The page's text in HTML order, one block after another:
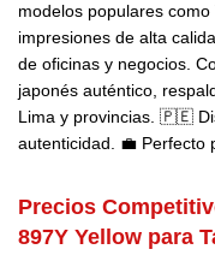
modelos populares
impresiones de alta
de oficinas y negocios.
japonés auténtico,
Lima y provincias. 🇵🇪
autenticidad. 💼 Perfecto
Precios
897Y Yellow para